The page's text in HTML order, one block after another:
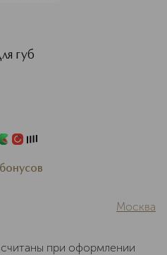
губ
бонусов
Москва
при оформлении